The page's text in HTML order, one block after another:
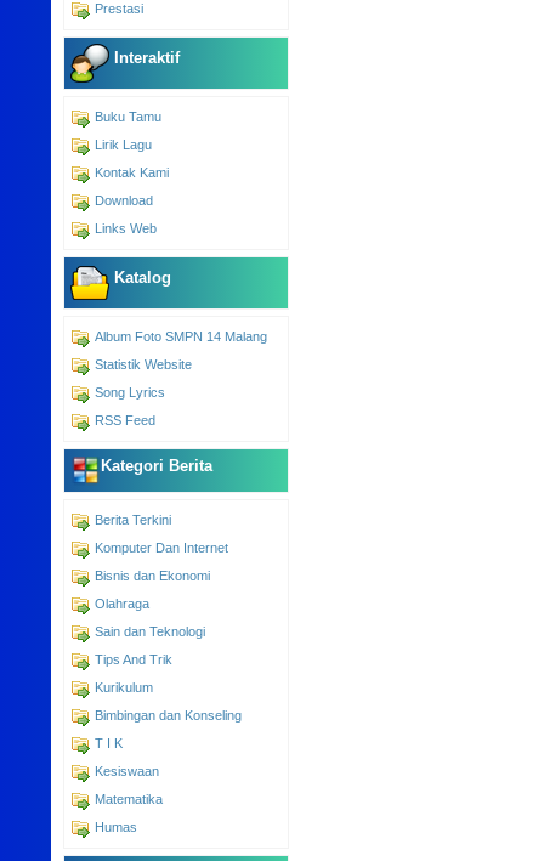
Prestasi
Interaktif
Buku Tamu
Lirik Lagu
Kontak Kami
Download
Links Web
Katalog
Album Foto SMPN 14 Malang
Statistik Website
Song Lyrics
RSS Feed
Kategori Berita
Berita Terkini
Komputer Dan Internet
Bisnis dan Ekonomi
Olahraga
Sain dan Teknologi
Tips And Trik
Kurikulum
Bimbingan dan Konseling
T I K
Kesiswaan
Matematika
Humas